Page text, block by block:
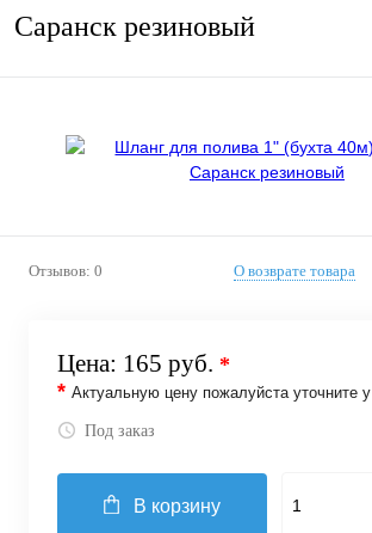
Саранск резиновый
Отзывов: 0 О возврате товара
Цена: 165 руб. *
* Актуальную цену пожалуйста уточните
Под заказ
В корзину